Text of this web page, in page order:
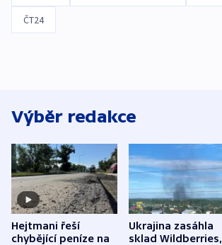
ČT24
Výběr redakce
Hejtmani řeší
chybějící peníze na
Ukrajina zasáhla
sklad Wildberries,